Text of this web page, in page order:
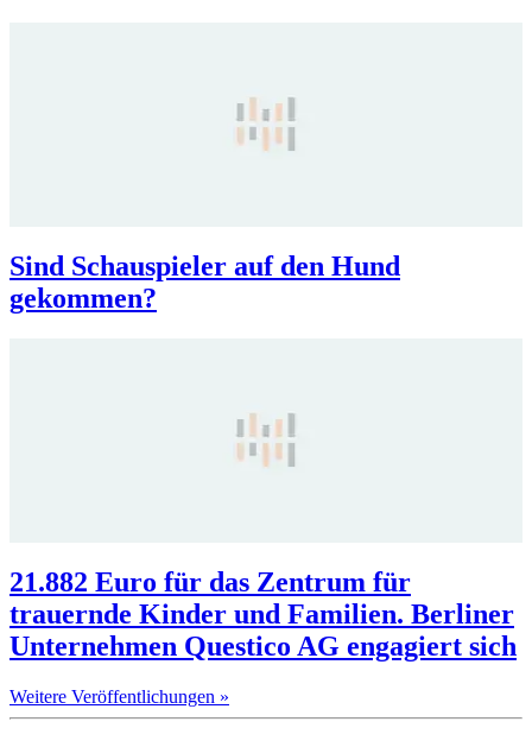
Sind Schauspieler auf den Hund
gekommen?
21.882 Euro für das Zentrum für
trauernde Kinder und Familien. Berliner
Unternehmen Questico AG engagiert sich
Weitere Veröffentlichungen »